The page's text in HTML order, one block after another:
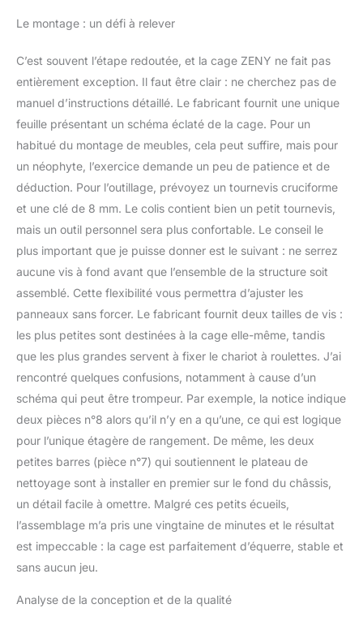
perruches, les
inséparables, les petits
conures, les pinsons, les
canaris, les perroquets et
les races de perroquets
Le montage : un défi à relever
C’est souvent l’étape redoutée, et la cage ZENY ne fait pas
entièrement exception. Il faut être clair : ne cherchez pas de
manuel d’instructions détaillé. Le fabricant fournit une unique
feuille présentant un schéma éclaté de la cage. Pour un
habitué du montage de meubles, cela peut suffire, mais pour
un néophyte, l’exercice demande un peu de patience et de
déduction. Pour l’outillage, prévoyez un tournevis cruciforme
et une clé de 8 mm. Le colis contient bien un petit tournevis,
mais un outil personnel sera plus confortable. Le conseil le
plus important que je puisse donner est le suivant : ne serrez
aucune vis à fond avant que l’ensemble de la structure soit
assemblé. Cette flexibilité vous permettra d’ajuster les
panneaux sans forcer. Le fabricant fournit deux tailles de vis :
les plus petites sont destinées à la cage elle-même, tandis
que les plus grandes servent à fixer le chariot à roulettes. J’ai
rencontré quelques confusions, notamment à cause d’un
schéma qui peut être trompeur. Par exemple, la notice indique
deux pièces n°8 alors qu’il n’y en a qu’une, ce qui est logique
pour l’unique étagère de rangement. De même, les deux
petites barres (pièce n°7) qui soutiennent le plateau de
nettoyage sont à installer en premier sur le fond du châssis,
un détail facile à omettre. Malgré ces petits écueils,
l’assemblage m’a pris une vingtaine de minutes et le résultat
est impeccable : la cage est parfaitement d’équerre, stable et
sans aucun jeu.
Analyse de la conception et de la qualité